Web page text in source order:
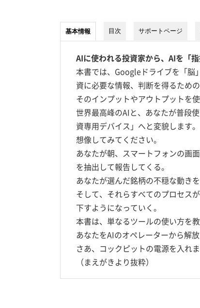
基本情報 目次 サポートページ
AIに使われる投資家から、AIを「
本書では、Googleドライブを「脳
資に必要な情報、判断を得るため
そのインプットやアウトプットを
世界最高峰のAIと、あなたが普段
資専用デバイス」へと変貌します。
想像してみてください。
あなたが朝、スマートフォンの画
を抽出して報告してくる。
あなたが選んだ銘柄の不穏な動き
そして、それらすべてのプロセス
下すようになっていく。
本書は、単なるツールの使い方を
あなたをAIのオペレーターから解
さあ、コックピットの電源を入れま
（まえがきより抜粋）